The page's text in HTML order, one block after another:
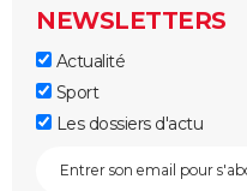
NEWSLETTERS
Actualité
Sport
Les dossiers d'actu